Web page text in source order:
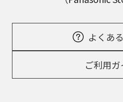
よくあ
ご利用ガ